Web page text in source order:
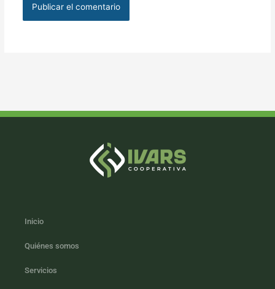
Inicio
Quiénes somos
Servicios